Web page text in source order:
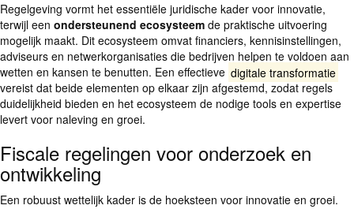
Regelgeving vormt het essentiële juridische kader voor innovatie,
terwijl een ondersteunend ecosysteem de praktische uitvoering
mogelijk maakt. Dit ecosysteem omvat financiers, kennisinstellingen,
adviseurs en netwerkorganisaties die bedrijven helpen te voldoen aan
wetten en kansen te benutten. Een effectieve digitale transformatie
vereist dat beide elementen op elkaar zijn afgestemd, zodat regels
duidelijkheid bieden en het ecosysteem de nodige tools en expertise
levert voor naleving en groei.
Fiscale regelingen voor onderzoek en
ontwikkeling
Een robuust wettelijk kader is de hoeksteen voor innovatie en groei.